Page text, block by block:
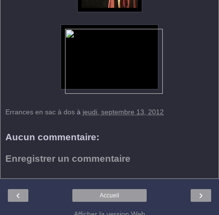
Errances en sac à dos à jeudi, septembre 13, 2012
Aucun commentaire:
Enregistrer un commentaire
‹ ›
Accueil